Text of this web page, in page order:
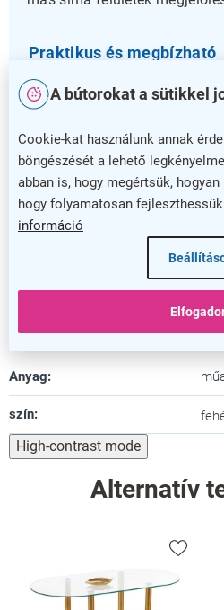
A bútorokat a sütikkel
Cookie-kat használunk annak
böngészését a lehető
abban is, hogy megértsük,
hogy folyamatosan fejleszthessük
információ
Praktikus és megbízható
Ez a kréta jelölő könnyen
iskolai vagy irodai
projektek kedvelői számára
Válassza aKréta jelölő 3 mm
munkáját gyorsabbá és
Kiegészítő paraméterek
Garancia: 5 év
Anyag:
szín:
High-contrast mode
Alternatív